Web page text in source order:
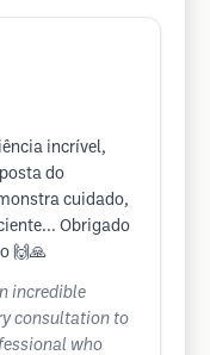
incrível,
do
cuidado,
Obrigado
🙌🙏
incredible
consultation to
who